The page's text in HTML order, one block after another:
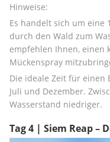
Hinweise:
Es handelt sich um eine
durch den Wald zum
empfehlen Ihnen, einen
Mückenspray
Die ideale Zeit für einen
Juli und Dezember.
Wasserstand niedriger.
Tag 4 | Siem Reap –